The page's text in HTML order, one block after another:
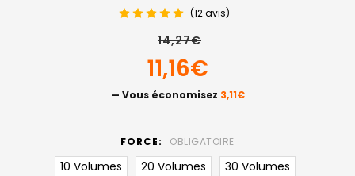
(12 avis)
14,27€
11,16€
— Vous économisez 3,11€
FORCE: OBLIGATOIRE
10 Volumes 20 Volumes
30 Volumes